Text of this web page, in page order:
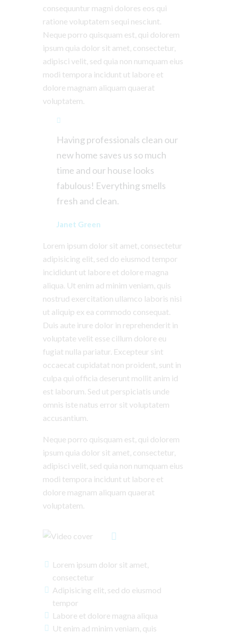
consequuntur magni dolores eos qui
ratione voluptatem sequi nesciunt.
Neque porro quisquam est, qui dolorem
ipsum quia dolor sit amet, consectetur,
adipisci velit, sed quia non numquam eius
modi tempora incidunt ut labore et
dolore magnam aliquam quaerat
voluptatem.
Having professionals clean our
new home saves us so much
time and our house looks
fabulous! Everything smells
fresh and clean.
Janet Green
Lorem ipsum dolor sit amet, consectetur
adipisicing elit, sed do eiusmod tempor
incididunt ut labore et dolore magna
aliqua. Ut enim ad minim veniam, quis
nostrud exercitation ullamco laboris nisi
ut aliquip ex ea commodo consequat.
Duis aute irure dolor in reprehenderit in
voluptate velit esse cillum dolore eu
fugiat nulla pariatur. Excepteur sint
occaecat cupidatat non proident, sunt in
culpa qui officia deserunt mollit anim id
est laborum. Sed ut perspiciatis unde
omnis iste natus error sit voluptatem
accusantium.
Neque porro quisquam est, qui dolorem
ipsum quia dolor sit amet, consectetur,
adipisci velit, sed quia non numquam eius
modi tempora incidunt ut labore et
dolore magnam aliquam quaerat
voluptatem.
Lorem ipsum dolor sit amet,
consectetur
Adipisicing elit, sed do eiusmod
tempor
Labore et dolore magna aliqua
Ut enim ad minim veniam, quis